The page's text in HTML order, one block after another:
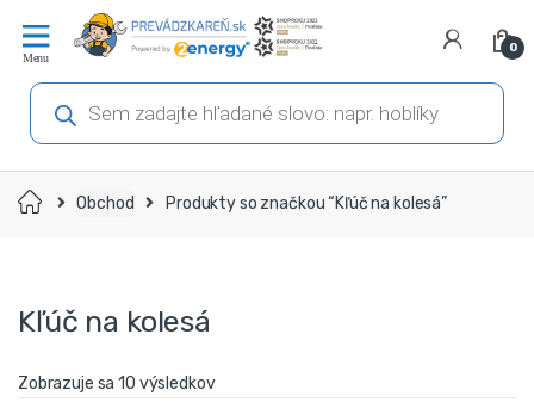
navigáciu
obsah
0
Products
search
Domov Obchod Produkty so značkou “Kľúč na kolesá”
Kľúč na kolesá
Zobrazuje sa 10 výsledkov